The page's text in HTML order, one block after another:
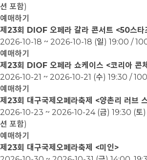
션 포함)
예매하기
제23회 DIOF 오페라 갈라 콘서트 <50스
2026-10-18 ~ 2026-10-18 (일) 19:00 /
예매하기
제23회 DIOF 오페라 쇼케이스 <코리아 콘
2026-10-21 ~ 2026-10-21 (수) 19:30 /
예매하기
제23회 대구국제오페라축제 <양촌리 러브
2026-10-23 ~ 2026-10-24 (금) 19:30 (토
션 포함)
예매하기
제23회 대구국제오페라축제 <미인>